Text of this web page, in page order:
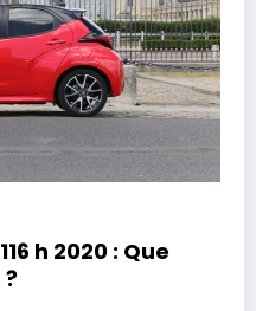
2020 : Que